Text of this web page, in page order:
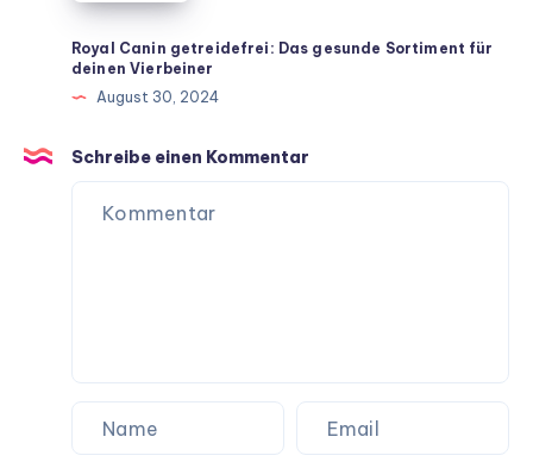
Rezepte
für
ein
langes
Royal Canin getreidefrei: Das gesunde Sortiment für
deinen Vierbeiner
August 30, 2024
Schreibe einen Kommentar